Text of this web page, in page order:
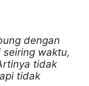
dengan
seiring waktu,
tidak
tidak